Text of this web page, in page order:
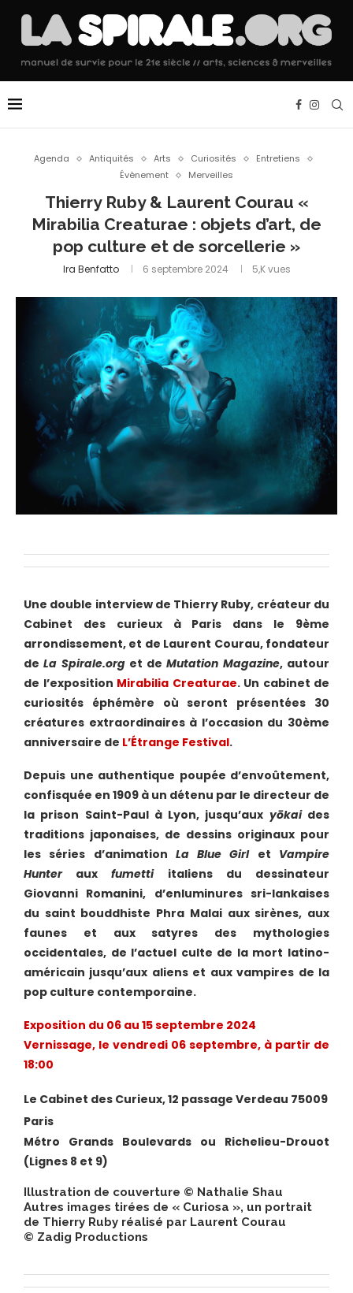
Agenda Antiquités Arts Curiosités
Entretiens
Évènement
Merveilles
Thierry Ruby & Laurent Courau «
Mirabilia Creaturae : objets d’art, de
pop culture et de sorcellerie »
Ira Benfatto 6 septembre 2024 5,Kvues
Une double interview de Thierry Ruby, créateur du
Cabinet des curieux à Paris dans le 9ème
arrondissement, et de Laurent Courau, fondateur
deLa Spirale.orget deMutation Magazine, autour
de l’exposition Mirabilia Creaturae. Un cabinet de
curiosités éphémère où seront présentées 30
créatures extraordinaires à l’occasion du 30ème
anniversaire de L’Étrange Festival.
Depuis une authentique poupée d’envoûtement,
confisquée en 1909 à un détenu par le directeur de
la prison Saint-Paul à Lyon, jusqu’aux yōkaides
traditions japonaises, de dessins originaux pour
les séries d’animation La Blue Girlet Vampire
Hunterauxfumettiitaliens du dessinateur
Giovanni Romanini, d’enluminures sri-lankaises
du saint bouddhiste Phra Malai aux sirènes, aux
faunes et aux satyres des mythologies
occidentales, de l’actuel culte de la mort latino-
américain jusqu’aux aliens et aux vampires de la
pop culture contemporaine.
Exposition du 06 au 15 septembre 2024
Vernissage, le vendredi 06 septembre, à partir de
18:00
Le Cabinet des Curieux, 12 passage Verdeau 75009
Paris
Métro Grands Boulevards ou Richelieu-Drouot
(Lignes 8 et 9)
Illustration de couverture © Nathalie Shau
Autres images tirées de « Curiosa », un portrait
de Thierry Ruby réalisé par Laurent Courau
© Zadig Productions